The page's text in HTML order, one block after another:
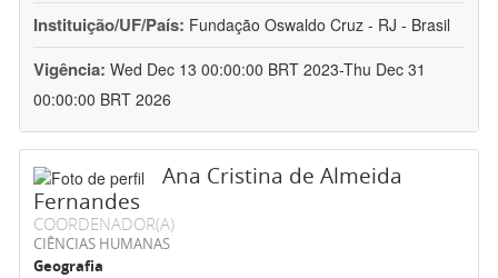
Instituição/UF/País: Fundação Oswaldo Cruz - RJ - Brasil
Vigência: Wed Dec 13 00:00:00 BRT 2023-Thu Dec 31
00:00:00 BRT 2026
Ana Cristina de Almeida
Fernandes
COORDENADOR(A)
CIÊNCIAS HUMANAS
Geografia